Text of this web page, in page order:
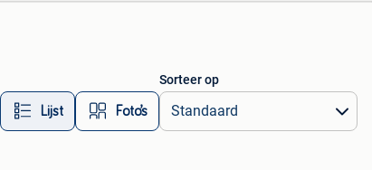
Lijst Foto’s
Sorteer op